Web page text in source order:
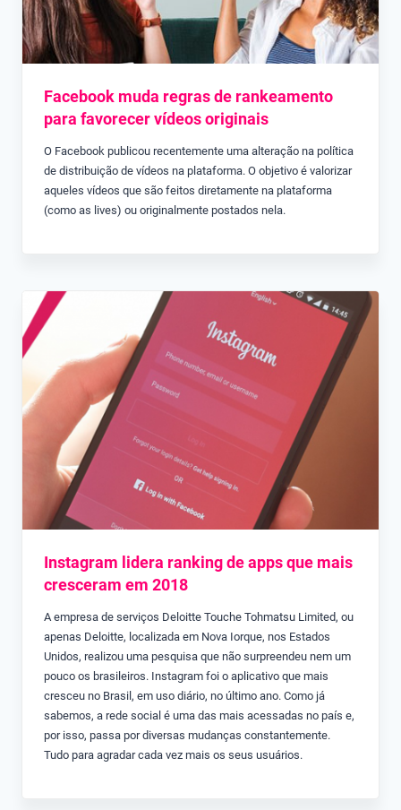
Facebook muda regras de rankeamento
para favorecer vídeos originais
O Facebook publicou recentemente uma alteração na política
de distribuição de vídeos na plataforma. O objetivo é valorizar
aqueles vídeos que são feitos diretamente na plataforma
(como as lives) ou originalmente postados nela.
Instagram lidera ranking de apps que mais
cresceram em 2018
A empresa de serviços Deloitte Touche Tohmatsu Limited, ou
apenas Deloitte, localizada em Nova Iorque, nos Estados
Unidos, realizou uma pesquisa que não surpreendeu nem um
pouco os brasileiros. Instagram foi o aplicativo que mais
cresceu no Brasil, em uso diário, no último ano. Como já
sabemos, a rede social é uma das mais acessadas no país e,
por isso, passa por diversas mudanças constantemente.
Tudo para agradar cada vez mais os seus usuários.